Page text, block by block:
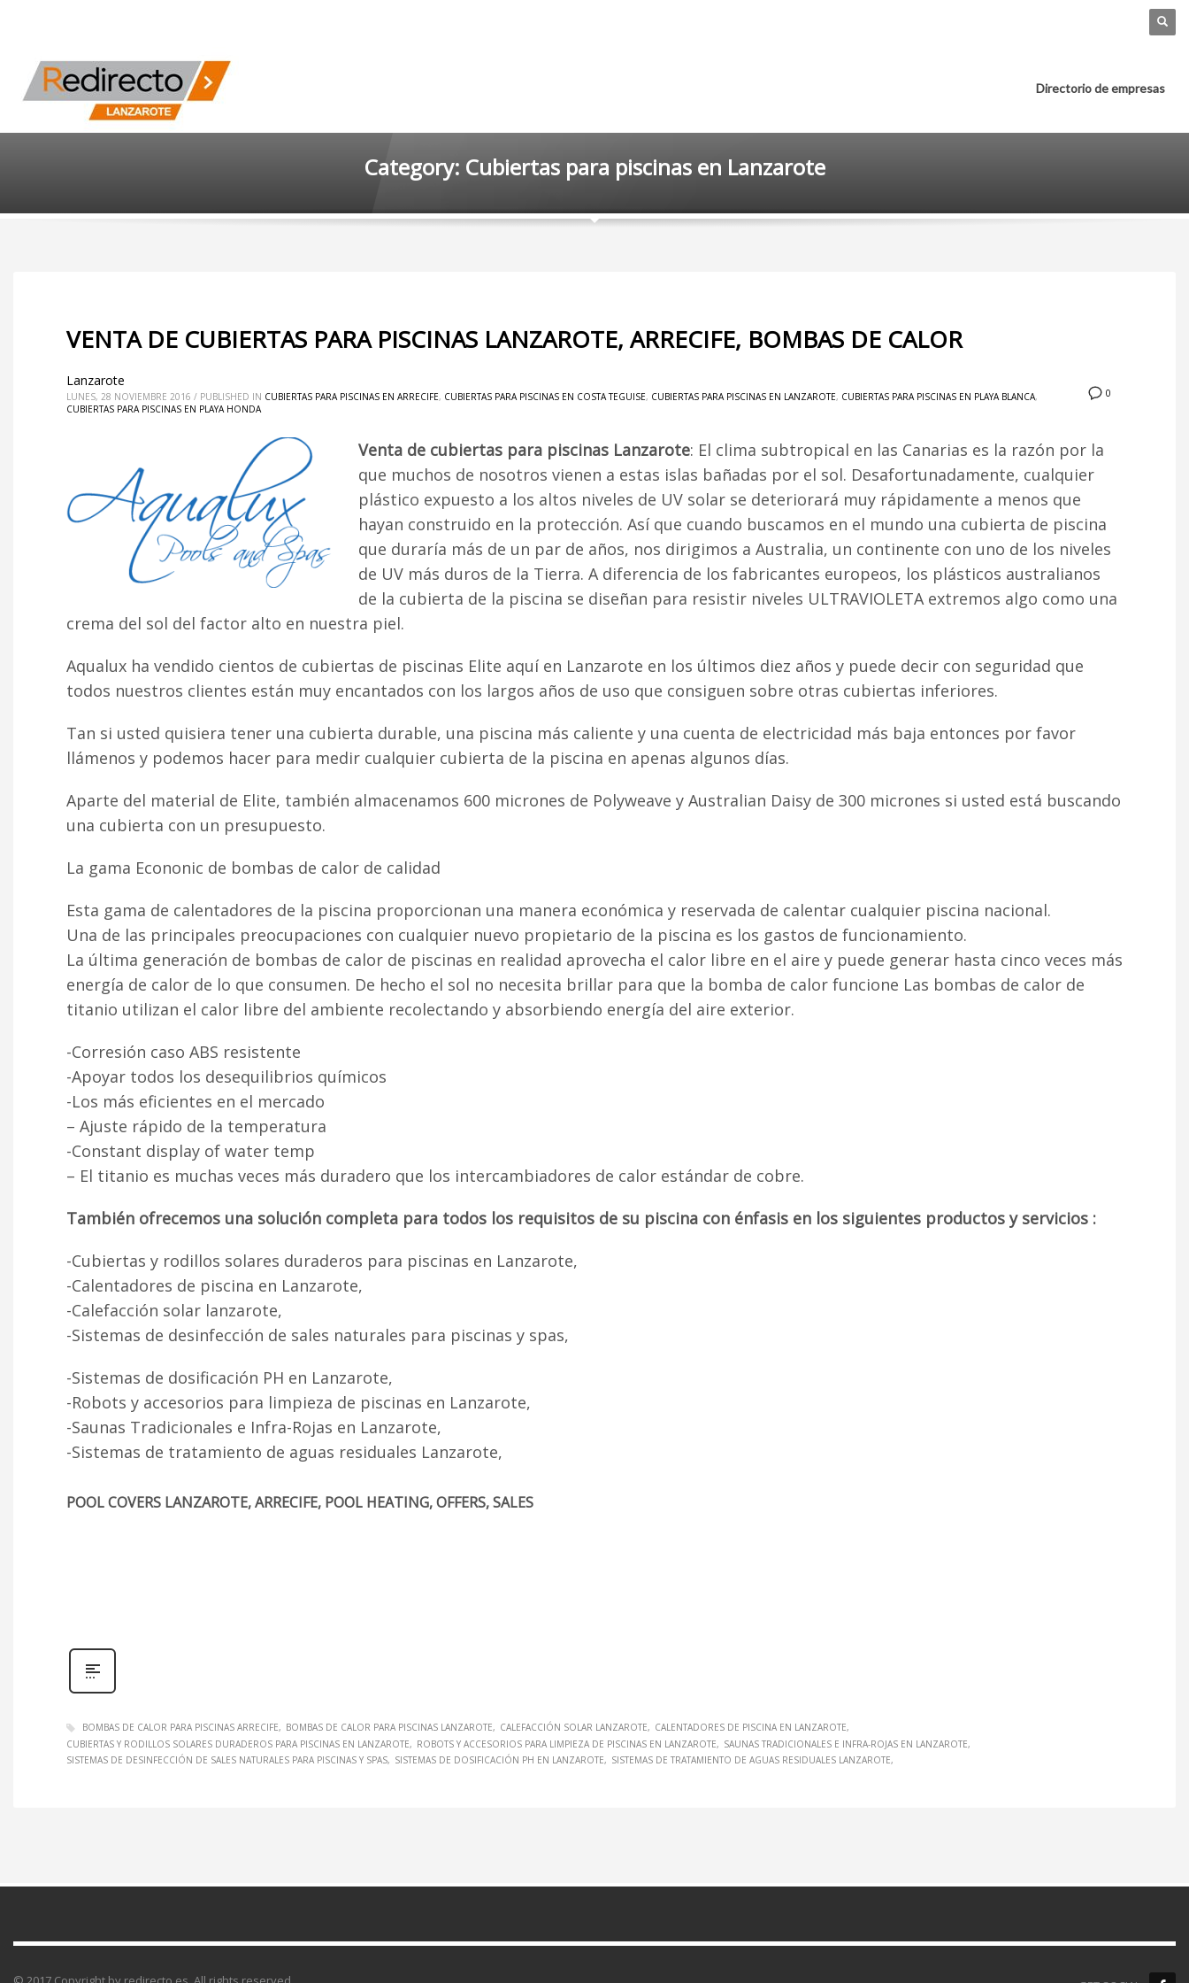
Directorio de empresas
Category: Cubiertas para piscinas en Lanzarote
VENTA DE CUBIERTAS PARA PISCINAS LANZAROTE, ARRECIFE, BOMBAS DE CALOR
0
Lanzarote
LUNES, 28 NOVIEMBRE 2016 / PUBLISHED IN CUBIERTAS PARA PISCINAS EN ARRECIFE, CUBIERTAS PARA PISCINAS EN COSTA TEGUISE, CUBIERTAS PARA PISCINAS EN LANZAROTE, CUBIERTAS PARA PISCINAS EN PLAYA BLANCA,
CUBIERTAS PARA PISCINAS EN PLAYA HONDA
Venta de cubiertas para piscinas Lanzarote: El clima subtropical en las Canarias es la razón por la
que muchos de nosotros vienen a estas islas bañadas por el sol. Desafortunadamente, cualquier
plástico expuesto a los altos niveles de UV solar se deteriorará muy rápidamente a menos que
hayan construido en la protección. Así que cuando buscamos en el mundo una cubierta de piscina
que duraría más de un par de años, nos dirigimos a Australia, un continente con uno de los niveles
de UV más duros de la Tierra. A diferencia de los fabricantes europeos, los plásticos australianos
de la cubierta de la piscina se diseñan para resistir niveles ULTRAVIOLETA extremos algo como una
crema del sol del factor alto en nuestra piel.
Aqualux ha vendido cientos de cubiertas de piscinas Elite aquí en Lanzarote en los últimos diez años y puede decir con seguridad que
todos nuestros clientes están muy encantados con los largos años de uso que consiguen sobre otras cubiertas inferiores.
Tan si usted quisiera tener una cubierta durable, una piscina más caliente y una cuenta de electricidad más baja entonces por favor
llámenos y podemos hacer para medir cualquier cubierta de la piscina en apenas algunos días.
Aparte del material de Elite, también almacenamos 600 micrones de Polyweave y Australian Daisy de 300 micrones si usted está buscando
una cubierta con un presupuesto.
La gama Econonic de bombas de calor de calidad
Esta gama de calentadores de la piscina proporcionan una manera económica y reservada de calentar cualquier piscina nacional.
Una de las principales preocupaciones con cualquier nuevo propietario de la piscina es los gastos de funcionamiento.
La última generación de bombas de calor de piscinas en realidad aprovecha el calor libre en el aire y puede generar hasta cinco veces más
energía de calor de lo que consumen. De hecho el sol no necesita brillar para que la bomba de calor funcione Las bombas de calor de
titanio utilizan el calor libre del ambiente recolectando y absorbiendo energía del aire exterior.
-Corresión caso ABS resistente
-Apoyar todos los desequilibrios químicos
-Los más eficientes en el mercado
– Ajuste rápido de la temperatura
-Constant display of water temp
– El titanio es muchas veces más duradero que los intercambiadores de calor estándar de cobre.
También ofrecemos una solución completa para todos los requisitos de su piscina con énfasis en los siguientes productos y servicios :
-Cubiertas y rodillos solares duraderos para piscinas en Lanzarote,
-Calentadores de piscina en Lanzarote,
-Calefacción solar lanzarote,
-Sistemas de desinfección de sales naturales para piscinas y spas,
-Sistemas de dosificación PH en Lanzarote,
-Robots y accesorios para limpieza de piscinas en Lanzarote,
-Saunas Tradicionales e Infra-Rojas en Lanzarote,
-Sistemas de tratamiento de aguas residuales Lanzarote,
POOL COVERS LANZAROTE, ARRECIFE, POOL HEATING, OFFERS, SALES
BOMBAS DE CALOR PARA PISCINAS ARRECIFE BOMBAS DE CALOR PARA PISCINAS LANZAROTE CALEFACCIÓN SOLAR LANZAROTE
CALENTADORES DE PISCINA EN LANZAROTE
CUBIERTAS Y RODILLOS SOLARES DURADEROS PARA PISCINAS EN LANZAROTE
ROBOTS Y ACCESORIOS PARA LIMPIEZA DE PISCINAS EN LANZAROTE
SAUNAS TRADICIONALES E INFRA-ROJAS EN LANZAROTE
SISTEMAS DE DESINFECCIÓN DE SALES NATURALES PARA PISCINAS Y SPAS
SISTEMAS DE DOSIFICACIÓN PH EN LANZAROTE SISTEMAS DE TRATAMIENTO DE AGUAS RESIDUALES LANZAROTE